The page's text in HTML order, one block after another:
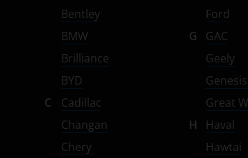
Smart
SsangYong
Subaru
Suzuki
Tank
Toyota
Bentley
BMW
Brilliance
BYD
C
Cadillac
Changan
Chery
Ford
G
GAC
Geely
Genesis
Great
H
Haval
Hawtai